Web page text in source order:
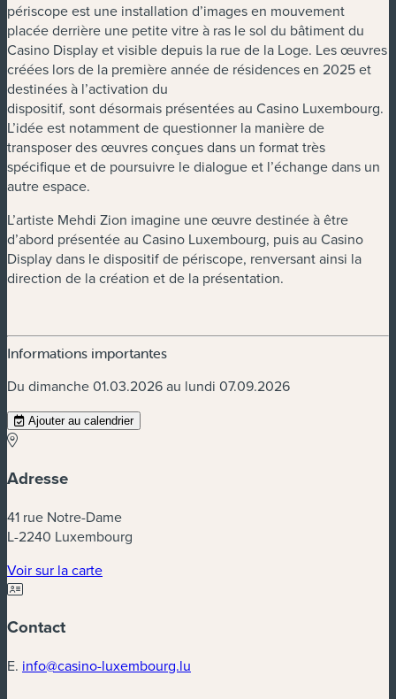
périscope est une installation d’images en mouvement
placée derrière une petite vitre à ras le sol du bâtiment du
Casino Display et visible depuis la rue de la Loge. Les œuvres
créées lors de la première année de résidences en 2025 et
destinées à l’activation du
dispositif, sont désormais présentées au Casino Luxembourg.
L’idée est notamment de questionner la manière de
transposer des œuvres conçues dans un format très
spécifique et de poursuivre le dialogue et l’échange dans un
autre espace.
L’artiste Mehdi Zion imagine une œuvre destinée à être
d’abord présentée au Casino Luxembourg, puis au Casino
Display dans le dispositif de périscope, renversant ainsi la
direction de la création et de la présentation.
Informations importantes
Du dimanche 01.03.2026 au lundi 07.09.2026
Ajouter au calendrier
Adresse
41 rue Notre-Dame
L-2240 Luxembourg
Voir sur la carte(nouvelle fenêtre)
Contact
E. info@casino-luxembourg.lu